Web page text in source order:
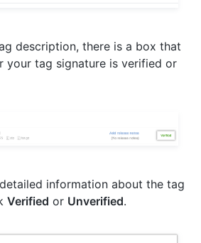
description, there is a box that
your tag signature is verified or
information about the tag
Verified or Unverified.